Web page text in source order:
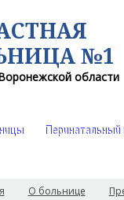
№1
области
Перинатальный
О больнице